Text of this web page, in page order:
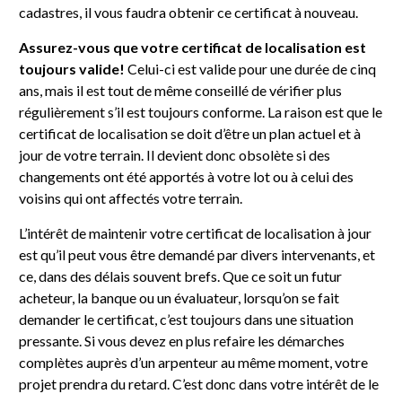
cadastres, il vous faudra obtenir ce certificat à nouveau.
Assurez-vous que votre certificat de localisation est
toujours valide! Celui-ci est valide pour une durée de cinq
ans, mais il est tout de même conseillé de vérifier plus
régulièrement s’il est toujours conforme. La raison est que le
certificat de localisation se doit d’être un plan actuel et à
jour de votre terrain. Il devient donc obsolète si des
changements ont été apportés à votre lot ou à celui des
voisins qui ont affectés votre terrain.
L’intérêt de maintenir votre certificat de localisation à jour
est qu’il peut vous être demandé par divers intervenants, et
ce, dans des délais souvent brefs. Que ce soit un futur
acheteur, la banque ou un évaluateur, lorsqu’on se fait
demander le certificat, c’est toujours dans une situation
pressante. Si vous devez en plus refaire les démarches
complètes auprès d’un arpenteur au même moment, votre
projet prendra du retard. C’est donc dans votre intérêt de le